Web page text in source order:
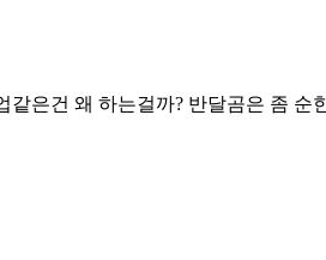
같은건 왜 하는걸까? 반달곰은 좀 순